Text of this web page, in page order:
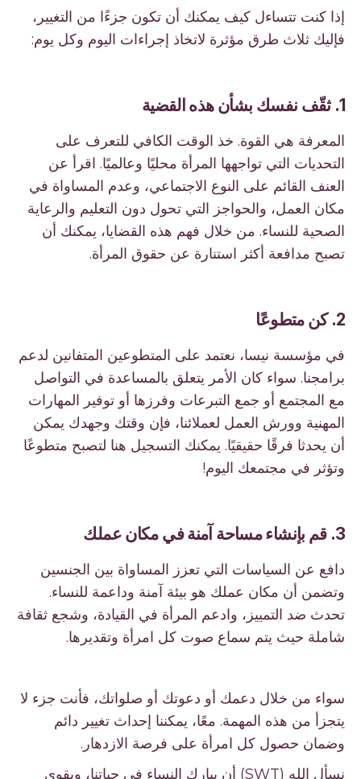
إذا كنت تتساءل كيف يمكنك أن تكون جزءًا من التغيير،
فإليك ثلاث طرق مؤثرة لاتخاذ إجراءات اليوم وكل يوم:
المعرفة هي القوة. خذ الوقت الكافي للتعرف على
التحديات التي تواجهها المرأة محليًا وعالميًا. اقرأ عن
العنف القائم على النوع الاجتماعي، وعدم المساواة في
مكان العمل، والحواجز التي تحول دون التعليم والرعاية
الصحية للنساء. من خلال فهم هذه القضايا، يمكنك أن
تصبح مدافعة أكثر استنارة عن حقوق المرأة.
في مؤسسة نيسا، نعتمد على المتطوعين المتفانين لدعم
برامجنا. سواء كان الأمر يتعلق بالمساعدة في التواصل
مع المجتمع أو جمع التبرعات وفرزها أو توفير المهارات
المهنية وورش العمل لعملائنا، فإن وقتك وجهدك يمكن
أن يحدثا فرقًا حقيقيًا. يمكنك التسجيل هنا لتصبح متطوعًا
وتؤثر في مجتمعك اليوم!
دافع عن السياسات التي تعزز المساواة بين الجنسين
وتضمن أن مكان عملك هو بيئة آمنة وداعمة للنساء.
تحدث ضد التمييز، وادعم المرأة في القيادة، وشجع ثقافة
شاملة حيث يتم سماع صوت كل امرأة وتقديرها.
سواء من خلال دعمك أو دعوتك أو صلواتك، فأنت جزء لا
يتجزأ من هذه المهمة. معًا، يمكننا إحداث تغيير دائم
وضمان حصول كل امرأة على فرصة الازدهار.
نسأل الله (SWT) أن يبارك النساء في حياتنا، ويقوي